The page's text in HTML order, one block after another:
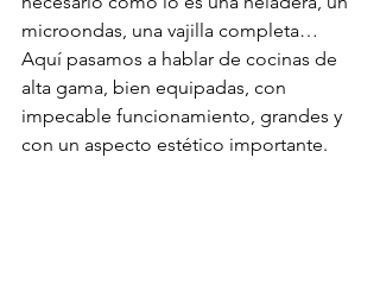
microondas, una vajilla completa…
Aquí pasamos a hablar de cocinas de
alta gama, bien equipadas, con
impecable funcionamiento, grandes y
con un aspecto estético importante.